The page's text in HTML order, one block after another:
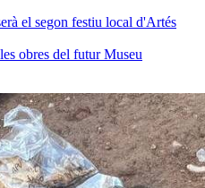
el segon festiu local d'Artés
obres del futur Museu